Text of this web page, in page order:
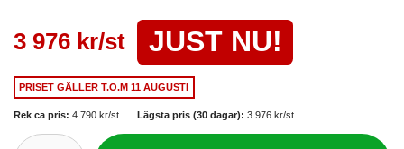
3 976 kr/st JUST NU!
PRISET GÄLLERT.O.M 11 AUGUSTI
Rek ca pris: 4 790 kr/st Lägsta pris (30 dagar): 3 976 kr/st